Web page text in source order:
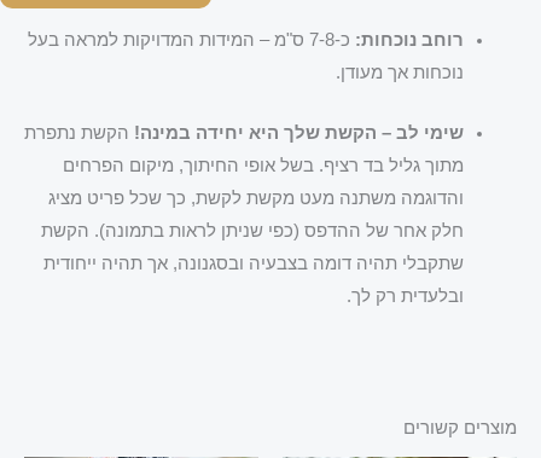
רוחב נוכחות:
כ-7-8 ס"מ – המידות המדויקות למראה בעל
נוכחות אך מעודן.
שימי לב – הקשת שלך היא יחידה במינה! הקשת נתפרת
מתוך גליל בד רציף. בשל אופי החיתוך, מיקום הפרחים
והדוגמה משתנה מעט מקשת לקשת, כך שכל פריט מציג
חלק אחר של ההדפס (כפי שניתן לראות בתמונה). הקשת
שתקבלי תהיה דומה בצבעיה ובסגנונה, אך תהיה ייחודית
ובלעדית רק לך.
מוצרים קשורים